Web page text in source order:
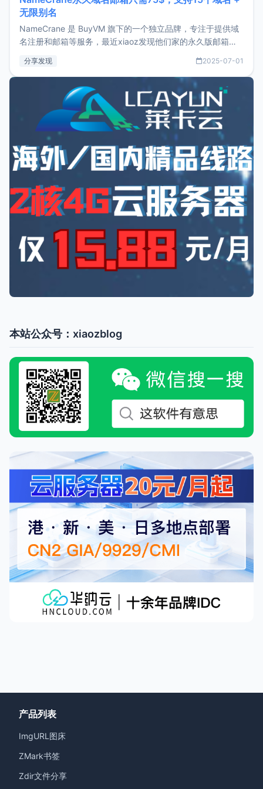
无限别名
NameCrane 是 BuyVM 旗下的一个独立品牌，专注于提供域
名注册和邮箱等服务，最近xiaoz发现他们家的永久版邮箱服
又实惠的域名邮箱，不妨尝试一下 NameCrane。注册
NameCraneNameCrane不支持直接注册，必须要购买
分享发现 2025-07-01
本站公众号：xiaozblog
产品列表
ImgURL图床
ZMark书签
Zdir文件分享